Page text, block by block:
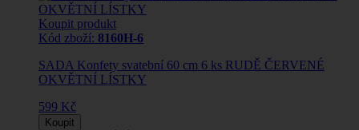
Koupit produkt
Kód zboží: 8160H-6
SADA Konfety svatební 60 cm 6 ks RUDĚ ČERVENÉ
OKVĚTNÍ LÍSTKY
599 Kč
Koupit